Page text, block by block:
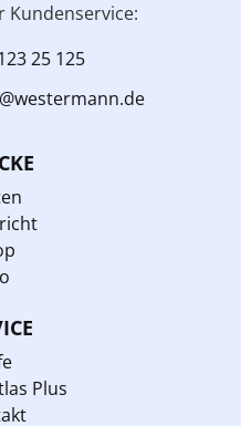
25 125
Plus